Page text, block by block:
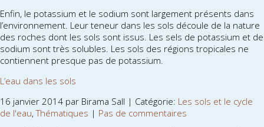
Enfin, le potassium et le sodium sont largement présents dans
l’environnement. Leur teneur dans les sols découle de la nature
des roches dont les sols sont issus. Les sels de potassium et de
sodium sont très solubles. Les sols des régions tropicales ne
contiennent presque pas de potassium.
L’eau dans les sols
16 janvier 2014 par Birama Sall | Catégorie: Les sols et le cycle
de l'eau,Thématiques | Pas de commentaires